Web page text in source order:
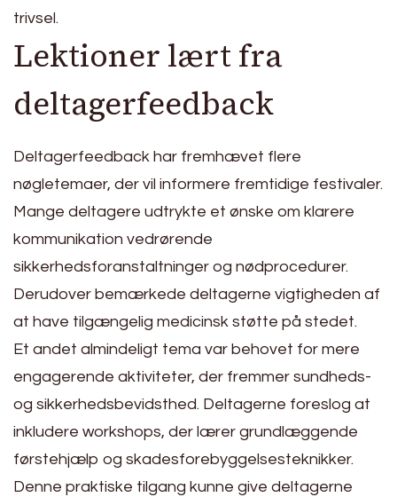
trivsel.
Lektioner lært fra
deltagerfeedback
Deltagerfeedback har fremhævet flere
nøgletemaer, der vil informere fremtidige festivaler.
Mange deltagere udtrykte et ønske om klarere
kommunikation vedrørende
sikkerhedsforanstaltninger og nødprocedurer.
Derudover bemærkede deltagerne vigtigheden af
at have tilgængelig medicinsk støtte på stedet.
Et andet almindeligt tema var behovet for mere
engagerende aktiviteter, der fremmer sundheds-
og sikkerhedsbevidsthed. Deltagerne foreslog at
inkludere workshops, der lærer grundlæggende
førstehjælp og skadesforebyggelsesteknikker.
Denne praktiske tilgang kunne give deltagerne